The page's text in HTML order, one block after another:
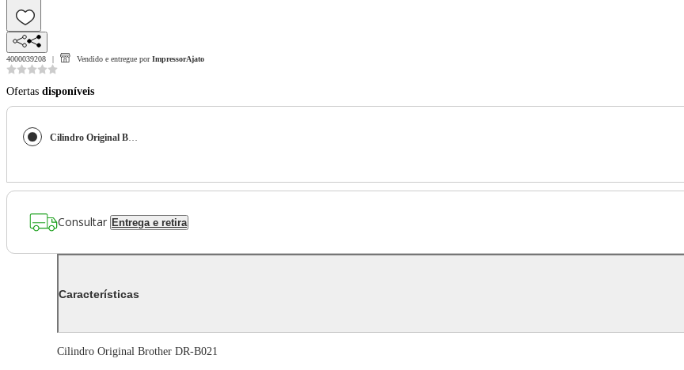
4000039208 Vendido e entregue por ImpressorAjato
Ofertas disponíveis
Cilindro Original Brother DR-B021
Consultar Entrega e retira
Características
Cilindro Original Brother DR-B021